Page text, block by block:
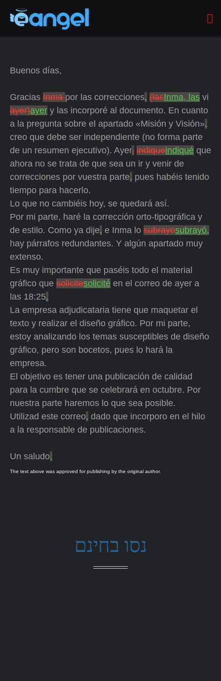
Buenos días,
Gracias Inmapor las correcciones, (lasInma, las vi
ayer)ayer y las incorporé al documento. En cuanto
a la pregunta sobre el apartado «Misión y Visión»,
creo que debe ser independiente (no forma parte
de un resumen ejecutivo). Ayer, indiqueindiqué que
ahora no se trata de que sea un ir y venir de
correcciones por vuestra parte, pues habéis tenido
tiempo para hacerlo.
Lo que no cambiéis hoy, se quedará así.
Por mi parte, haré la corrección orto-tipográfica y
de estilo. Como ya dije, e Inma lo subrayosubrayó,
hay párrafos redundantes. Y algún apartado muy
extenso.
Es muy importante que paséis todo el material
gráfico que solicitesolicité en el correo de ayer a
las 18:25.
La empresa adjudicataria tiene que maquetar el
texto y realizar el diseño gráfico. Por mi parte,
estoy analizando los temas susceptibles de diseño
gráfico, pero son bocetos, pues lo hará la
empresa.
El objetivo es tener una publicación de calidad
para la cumbre que se celebrará en octubre. Por
nuestra parte haremos lo que sea posible.
Utilizad este correo, dado que incorporo en el hilo
a la responsable de publicaciones.
Un saludo,
The text above was approved for publishing by the original author.
נסו בחינם